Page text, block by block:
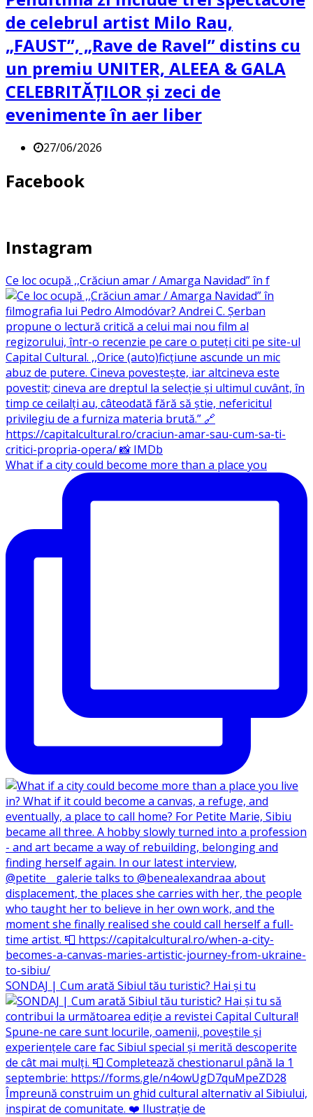
de celebrul artist Milo Rau,
„FAUST”, „Rave de Ravel” distins cu
un premiu UNITER, ALEEA & GALA
CELEBRITĂȚILOR și zeci de
evenimente în aer liber
27/06/2026
Facebook
Instagram
Ce loc ocupă ,,Crăciun amar / Amarga Navidad” în f
What if a city could become more than a place you
SONDAJ | Cum arată Sibiul tău turistic? Hai și tu